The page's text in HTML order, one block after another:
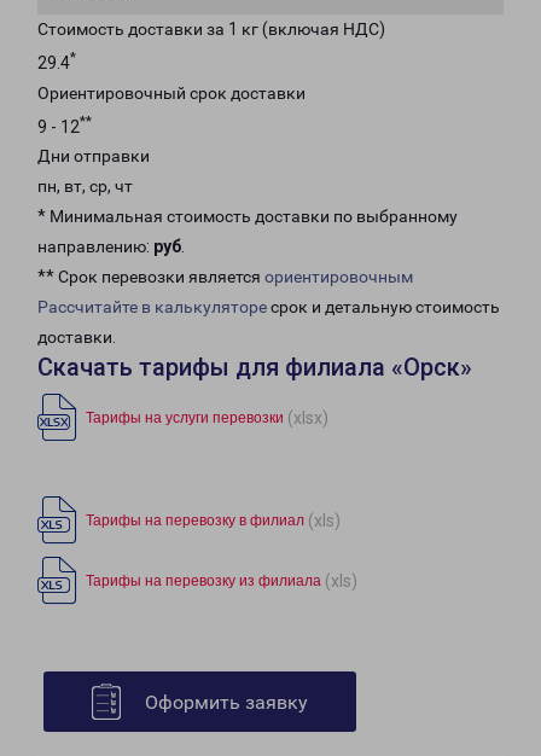
Стоимость доставки за 1 кг (включая НДС)
29.4*
Ориентировочный срок доставки
9 - 12**
Дни отправки
пн, вт, ср, чт
* Минимальная стоимость доставки по выбранному
направлению: руб.
** Срок перевозки является ориентировочным
Рассчитайте в калькуляторесрок и детальную стоимость
доставки.
Скачать тарифы для филиала «Орск»
Тарифы на услуги перевозки (xlsx)
Тарифы на перевозку в филиал (xls)
Тарифы на перевозку из филиала (xls)
Оформить заявку